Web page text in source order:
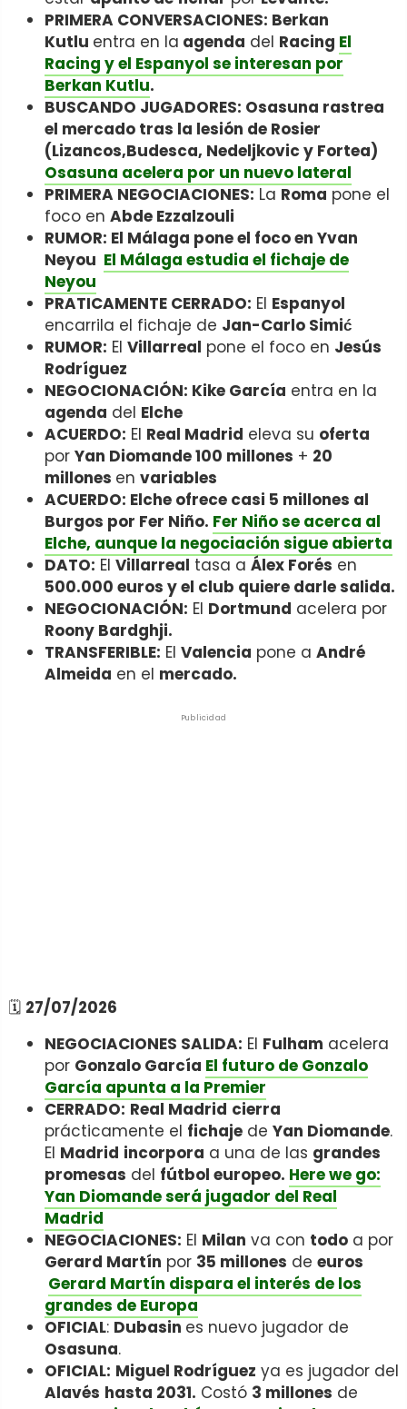
PRIMERA CONVERSACIONES: Berkan
Kutlu entra en la agenda del Racing El
Racing y el Espanyol se interesan por
Berkan Kutlu.
BUSCANDO JUGADORES: Osasuna rastrea
el mercado tras la lesión de Rosier
(Lizancos,Budesca, Nedeljkovic y Fortea)
Osasuna acelera por un nuevo lateral
PRIMERA NEGOCIACIONES: La Roma pone el
foco en Abde Ezzalzouli
RUMOR: El Málaga pone el foco en Yvan
Neyou El Málaga estudia el fichaje de
Neyou
PRATICAMENTE CERRADO: El Espanyol
encarrila el fichaje de Jan-Carlo Simić
RUMOR: El Villarreal pone el foco en Jesús
Rodríguez
NEGOCIONACIÓN: Kike García entra en la
agenda del Elche
ACUERDO: El Real Madrid eleva su oferta
por Yan Diomande 100 millones + 20
millones en variables
ACUERDO: Elche ofrece casi 5 millones al
Burgos por Fer Niño. Fer Niño se acerca al
Elche, aunque la negociación sigue abierta
DATO: El Villarreal tasa a Álex Forés en
500.000 euros y el club quiere darle salida.
NEGOCIONACIÓN: El Dortmund acelera por
Roony Bardghji.
TRANSFERIBLE: El Valencia pone a André
Almeida en el mercado.
Publicidad
🗓️ 27/07/2026
NEGOCIACIONES SALIDA: El Fulham acelera
por Gonzalo García El futuro de Gonzalo
García apunta a la Premier
CERRADO: Real Madrid cierra
prácticamente el fichaje de Yan Diomande.
El Madrid incorpora a una de las grandes
promesas del fútbol europeo. Here we go:
Yan Diomande será jugador del Real
Madrid
NEGOCIACIONES: El Milan va con todo a por
Gerard Martín por 35 millones de euros
Gerard Martín dispara el interés de los
grandes de Europa
OFICIAL: Dubasin es nuevo jugador de
Osasuna.
OFICIAL: Miguel Rodríguez ya es jugador del
Alavés hasta 2031. Costó 3 millones de